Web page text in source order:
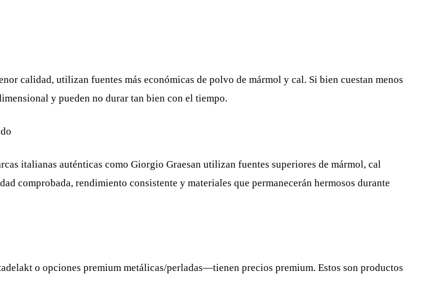
calidad, utilizan fuentes más económicas de polvo de mármol y cal. Si bien cuestan menos
y pueden no durar tan bien con el tiempo.
italianas auténticas como Giorgio Graesan utilizan fuentes superiores de mármol, cal
comprobada, rendimiento consistente y materiales que permanecerán hermosos durante
o opciones premium metálicas/perladas—tienen precios premium. Estos son productos